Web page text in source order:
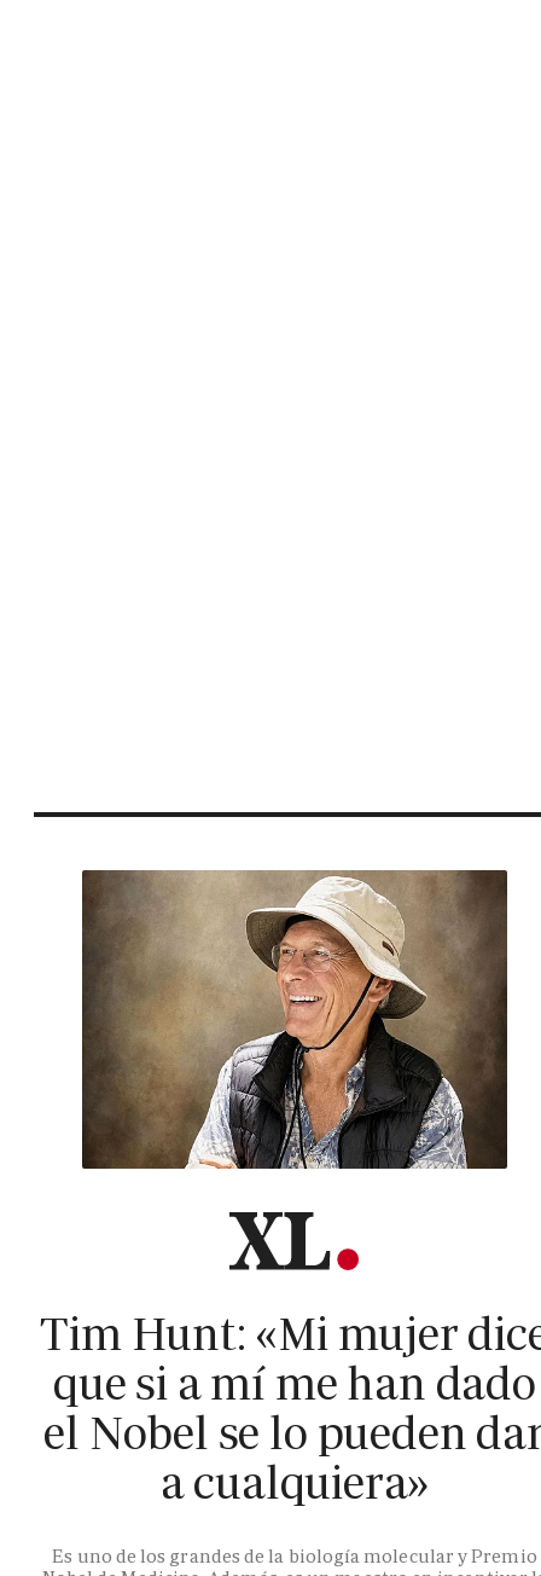
Tim Hunt: «Mi mujer
que si a mí me han dado
el Nobel se lo pueden
a cualquiera»
Es uno de los grandes de la biología molecular y Premio